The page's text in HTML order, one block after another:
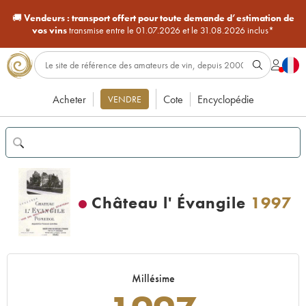
🚚Vendeurs : transport offert pour toute demande d’estimation de
vos vinstransmise entre le 01.07.2026 et le 31.08.2026 inclus*
Acheter VENDRE Cote Encyclopédie
Château l' Évangile 1997
Millésime